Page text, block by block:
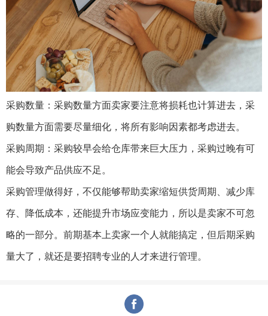
采购数量：采购数量方面卖家要注意将损耗也计算进去，采
购数量方面需要尽量细化，将所有影响因素都考虑进去。
采购周期：采购较早会给仓库带来巨大压力，采购过晚有可
能会导致产品供应不足。
采购管理做得好，不仅能够帮助卖家缩短供货周期、减少库
存、降低成本，还能提升市场应变能力，所以是卖家不可忽
略的一部分。前期基本上卖家一个人就能搞定，但后期采购
量大了，就还是要招聘专业的人才来进行管理。